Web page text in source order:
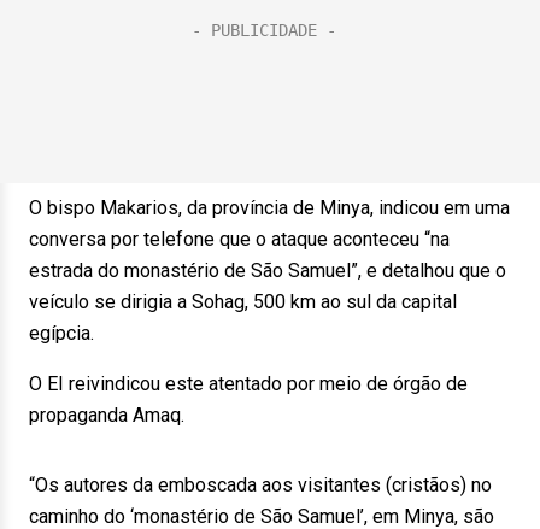
O bispo Makarios, da província de Minya, indicou em uma
conversa por telefone que o ataque aconteceu “na
estrada do monastério de São Samuel”, e detalhou que o
veículo se dirigia a Sohag, 500 km ao sul da capital
egípcia.
O EI reivindicou este atentado por meio de órgão de
propaganda Amaq.
“Os autores da emboscada aos visitantes (cristãos) no
caminho do ‘monastério de São Samuel’, em Minya, são